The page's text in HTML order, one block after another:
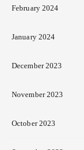
February 2024
January 2024
December 2023
November 2023
October 2023